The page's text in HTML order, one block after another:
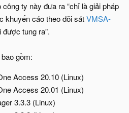
ty này đưa ra “chỉ là giải pháp
khuyến cáo theo dõi sátVMSA-
tung ra”.
gồm:
Access 20.10 (Linux)
Access 20.01 (Linux)
3.3.3 (Linux)